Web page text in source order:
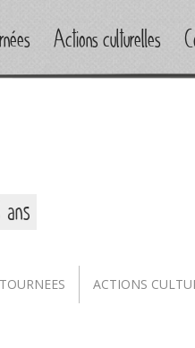
Actions culturelles
TOURNEES ACTIONS